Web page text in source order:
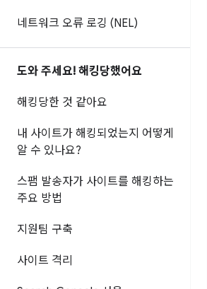
네트워크 오류 로깅 (NEL)
도와 주세요! 해킹당했어요
해킹당한 것 같아요
내 사이트가 해킹되었는지 어떻게
알 수 있나요?
스팸 발송자가 사이트를 해킹하는
주요 방법
지원팀 구축
사이트 격리